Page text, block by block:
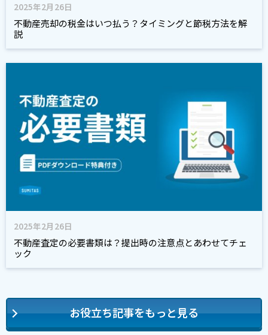
2025年2月26日
不動産売却の税金はいつ払う？タイミングと節税方法を解
説
2025年2月26日
不動産査定の必要書類は？提出時の注意点とあわせてチェ
ック
お役立ち記事をもっと見る